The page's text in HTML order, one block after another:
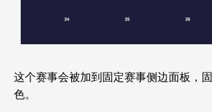
这个赛事会被加到固定赛事侧边面板，
色。